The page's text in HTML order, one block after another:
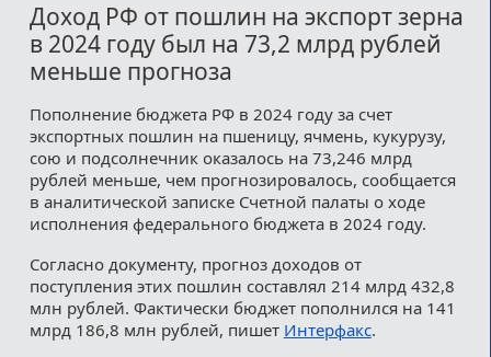
Пользовательское соглашение
Медиакит
Контакты
Доход РФ от пошлин на экспорт зерна
в 2024 году был на 73,2 млрд рублей
меньше прогноза
Пополнение бюджета РФ в 2024 году за счет
экспортных пошлин на пшеницу, ячмень, кукурузу,
сою и подсолнечник оказалось на 73,246 млрд
рублей меньше, чем прогнозировалось, сообщается
в аналитической записке Счетной палаты о ходе
исполнения федерального бюджета в 2024 году.
Согласно документу, прогноз доходов от
поступления этих пошлин составлял 214 млрд 432,8
млн рублей. Фактически бюджет пополнился на 141
млрд 186,8 млн рублей, пишет Интерфакс.